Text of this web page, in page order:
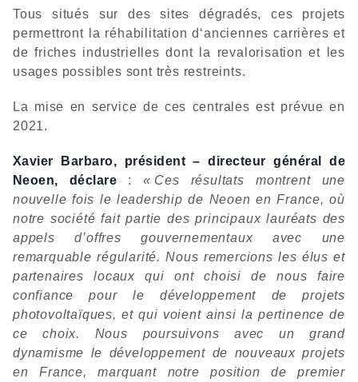
Tous situés sur des sites dégradés, ces projets
permettront la réhabilitation d‘anciennes carrières et
de friches industrielles dont la revalorisation et les
usages possibles sont très restreints.
La mise en service de ces centrales est prévue en
2021.
Xavier Barbaro, président – directeur général de
Neoen, déclare :« Ces résultats montrent une
nouvelle fois le leadership de Neoen en France, où
notre société fait partie des principaux lauréats des
appels d’offres gouvernementaux avec une
remarquable régularité. Nous remercions les élus et
partenaires locaux qui ont choisi de nous faire
confiance pour le développement de projets
photovoltaïques, et qui voient ainsi la pertinence de
ce choix. Nous poursuivons avec un grand
dynamisme le développement de nouveaux projets
en France, marquant notre position de premier